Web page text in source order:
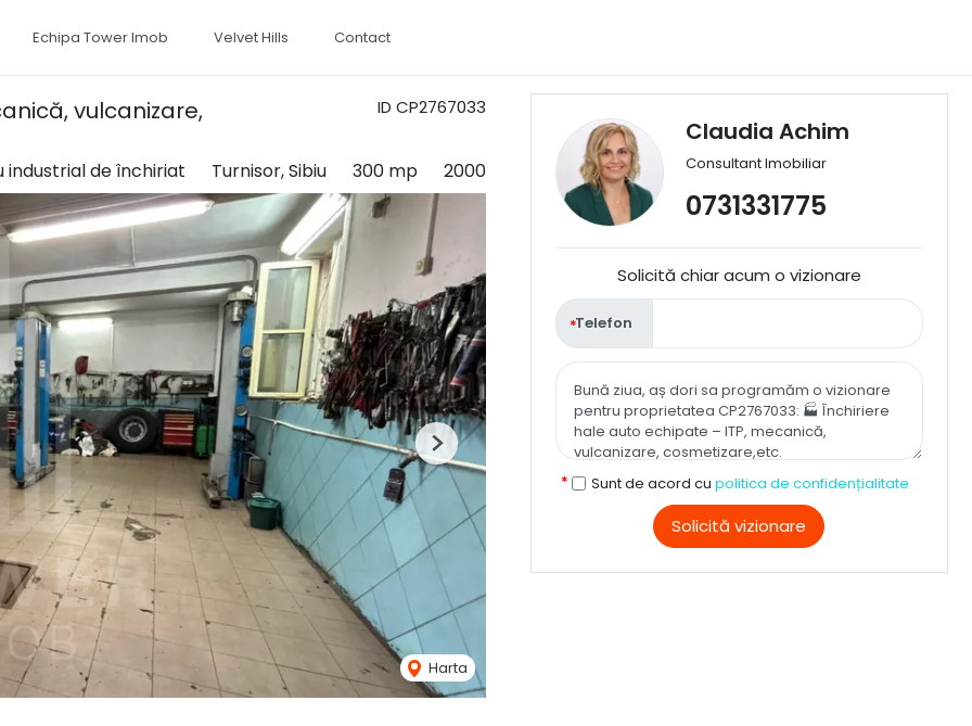
Echipa Tower Imob Velvet Hills Contact
ID CP2767033
vulcanizare,
industrial de închiriat Turnisor, Sibiu 300 mp 2000
Harta
Next
Claudia Achim
Consultant Imobiliar
0731331775
Solicită chiar acum o vizionare
Telefon
Sunt de acord cu politica de confidențialitate
Solicită vizionare